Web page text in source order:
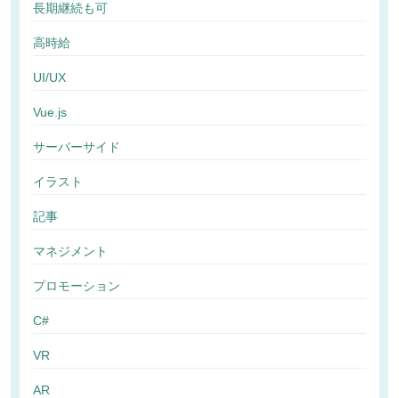
長期継続も可
高時給
UI/UX
Vue.js
サーバーサイド
イラスト
記事
マネジメント
プロモーション
C#
VR
AR